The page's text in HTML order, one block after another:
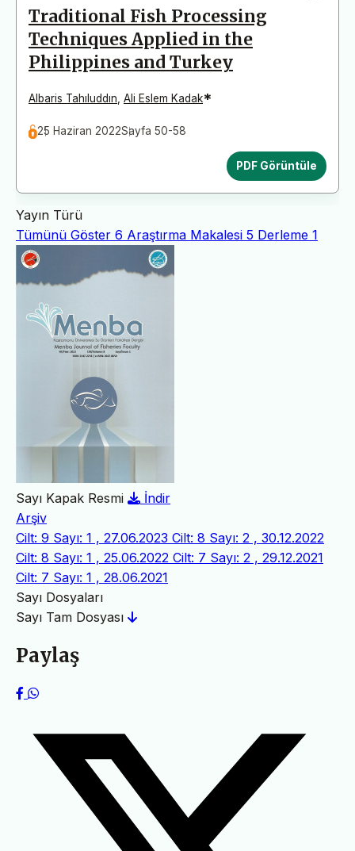
Traditional Fish Processing
Techniques Applied in the
Philippines and Turkey
Albaris Tahıluddın Ali Eslem Kadak*
25 Haziran 2022Sayfa 50-58
PDF Görüntüle
Yayın Türü
Tümünü Göster 6 Araştırma Makalesi 5 Derleme 1
Sayı Kapak Resmi
İndir
Arşiv
Cilt: 9 Sayı: 1 , 27.06.2023 Cilt: 8 Sayı: 2 , 30.12.2022
Cilt: 8 Sayı: 1 , 25.06.2022 Cilt: 7 Sayı: 2 , 29.12.2021
Cilt: 7 Sayı: 1 , 28.06.2021
Sayı Dosyaları
Sayı Tam Dosyası
Paylaş